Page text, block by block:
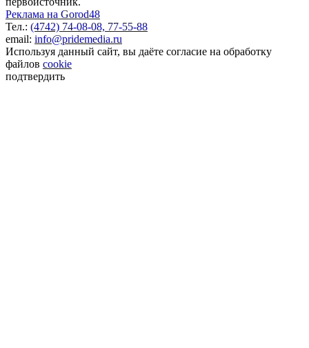
Реклама на Gorod48
Тел.: (4742) 74-08-08, 77-55-88
email: info@pridemedia.ru
Используя данный сайт, вы даёте согласие на обработку
файлов cookie
подтвердить